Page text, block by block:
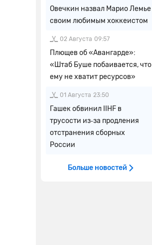
Овечкин назвал Марио Лемье
своим любимым хоккеистом
02 Августа 09:57
Плющев об «Авангарде»:
«Штаб Буше побаивается, что
ему не хватит ресурсов»
01 Августа 23:50
Гашек обвинил IIHF в
трусости из‑за продления
отстранения сборных
России
Больше новостей